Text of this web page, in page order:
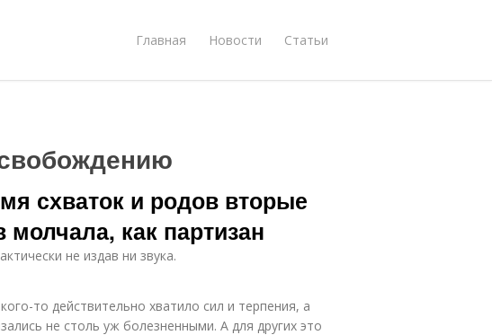
Главная Новости Статьи
схваток и родов вторые
как партизан
не издав ни звука.
то действительно хватило сил и терпения, а
не столь уж болезненными. А для других это